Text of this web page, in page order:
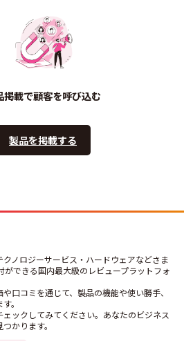
掲載で顧客を呼び込む
製品を掲載する
ノロジーサービス・ハードウェアなどさま
ができる国内最大級のレビュープラットフォ
口コミを通じて、製品の機能や使い勝手、
。
ックしてみてください。あなたのビジネス
かります。